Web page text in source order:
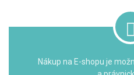
Nákup na E-shopu je